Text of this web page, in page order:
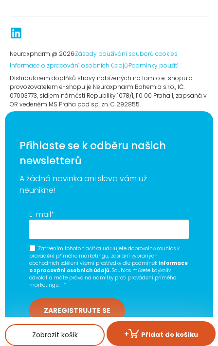
Přidat do košíku
Zobrazit košík
Neuraxpharm @ 2026Zásady používání souborů cookies
Informace o zpracování osobních údajůPodmínky použití​
Distributorem doplňků stravy nabízených na tomto e-shopu a
provozovatelem e-shopu je Neuraxpharm Bohemia s.r.o., IČ:
07003773, sídlem náměstí Republiky 1078/1, 110 00 Praha 1, zapsaná v
OR vedeném MS Praha pod sp. zn. C 292855.​
Přihlaste se k odběru našich
newsletterů
A žádná novinka ani sleva vám už
neunikne!
E-mail*
Zatržením tohoto tlačítka udělujete dobrovolně souhlas k
provádění přímého marketingu, zasílání vybraných
obchodních sdělení všemi prostředky dle podmínek Informace
o zpracování osobních údajů.Souhlas můžete kdykoliv
odvolat a máte právo na námitky proti provádění přímého
marketingu. *